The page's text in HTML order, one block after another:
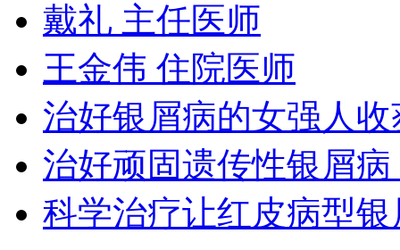
戴礼 主任医师
王金伟 住院医师
治好银屑病的女强人
治好顽固遗传性银屑
科学治疗让红皮病型